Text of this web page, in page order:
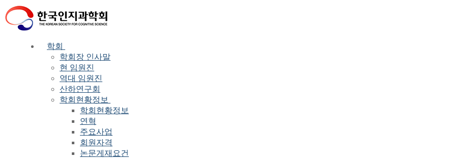
Skip
to
content
Menu
Close
학회
학회장 인사말
현 임원진
역대 임원진
산하연구회
학회현황정보
학회현황정보
연혁
주요사업
회원자격
논문게재요건